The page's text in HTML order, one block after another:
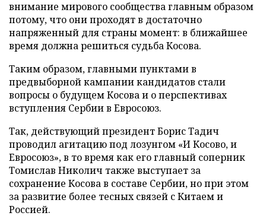
внимание мирового сообщества главным образом
потому, что они проходят в достаточно
напряженный для страны момент: в ближайшее
время должна решиться судьба Косова.
Таким образом, главными пунктами в
предвыборной кампании кандидатов стали
вопросы о будущем Косова и о перспективах
вступления Сербии в Евросоюз.
Так, действующий президент Борис Тадич
проводил агитацию под лозунгом «И Косово, и
Евросоюз», в то время как его главный соперник
Томислав Николич также выступает за
сохранение Косова в составе Сербии, но при этом
за развитие более тесных связей с Китаем и
Россией.